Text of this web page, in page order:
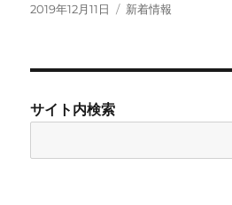
投
2019年12月11日
カ
新着情報
サイト内検索